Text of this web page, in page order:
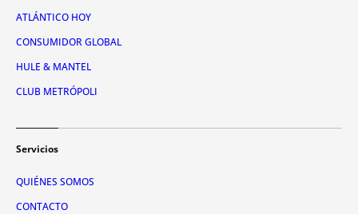
ATLÁNTICO HOY
CONSUMIDOR GLOBAL
HULE & MANTEL
CLUB METRÓPOLI
Servicios
QUIÉNES SOMOS
CONTACTO